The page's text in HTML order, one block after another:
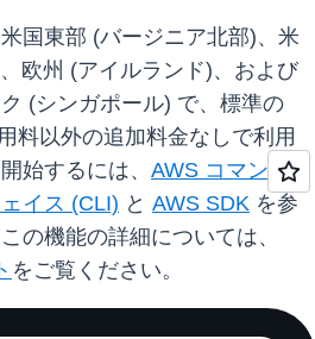
国東部 (バージニア北部)、米
欧州 (アイルランド)、および
(シンガポール) で、標準の
料以外の追加料金なしで利用
始するには、 AWS コマンド
イス (CLI) と AWS SDK を参
の機能の詳細については、
をご覧ください。